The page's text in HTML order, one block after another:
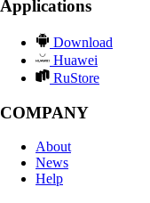
Applications
Download
Huawei
RuStore
COMPANY
About
News
Help